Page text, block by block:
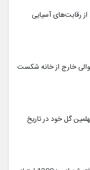
رقابت‌های آسیایی
خارج از خانه شکست
گل خود در تاریخ